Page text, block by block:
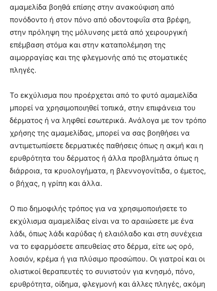
αμαμελίδα βοηθά επίσης στην ανακούφιση από
πονόδοντο ή στον πόνο από οδοντοφυΐα στα βρέφη,
στην πρόληψη της μόλυνσης μετά από χειρουργική
επέμβαση στόμα και στην καταπολέμηση της
αιμορραγίας και της φλεγμονής από τις στοματικές
πληγές.
Το εκχύλισμα που προέρχεται από το φυτό αμαμελίδα
μπορεί να χρησιμοποιηθεί τοπικά, στην επιφάνεια του
δέρματος ή να ληφθεί εσωτερικά. Ανάλογα με τον τρόπο
χρήσης της αμαμελίδας, μπορεί να σας βοηθήσει να
αντιμετωπίσετε δερματικές παθήσεις όπως η ακμή και η
ερυθρότητα του δέρματος ή άλλα προβλημάτα όπως η
διάρροια, τα κρυολογήματα, η βλεννογονίτιδα, ο έμετος,
ο βήχας, η γρίπη και άλλα.
Ο πιο δημοφιλής τρόπος για να χρησιμοποιήσετε το
εκχύλισμα αμαμελίδας είναι να το αραιώσετε με ένα
λάδι, όπως λάδι καρύδας ή ελαιόλαδο και στη συνέχεια
να το εφαρμόσετε απευθείας στο δέρμα, είτε ως ορό,
λοσιόν, κρέμα ή για πλύσιμο προσώπου. Οι γιατροί και οι
ολιστικοί θεραπευτές το συνιστούν για κνησμό, πόνο,
ερυθρότητα, οίδημα, φλεγμονή και άλλες πληγές, ακόμη